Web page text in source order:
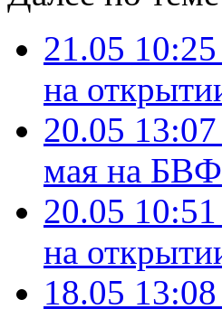
21.05 10:25
на
20.05 13:07
мая на
20.05 10:51
на
18.05 13:08